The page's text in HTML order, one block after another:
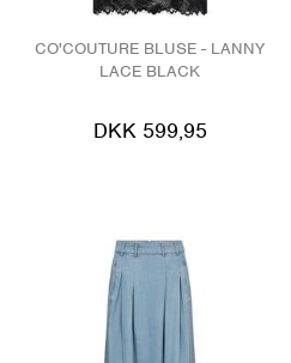
CO'COUTURE BLUSE - LANNY
LACE BLACK
DKK 599,95